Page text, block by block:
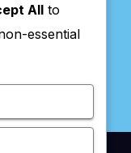
All to
essential